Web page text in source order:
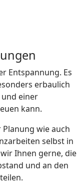
Entspannung. Es
erbaulich
und einer
kann.
wie auch
selbst in
Ihnen gerne, die
und an den